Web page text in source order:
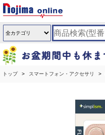
トップ スマートフォン・アクセサリ